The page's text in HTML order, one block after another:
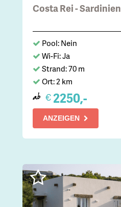
Costa Rei - Sardinien
Pool: Nein
Wi-Fi: Ja
Strand: 70 m
Ort: 2 km
ab €2250,-
ANZEIGEN